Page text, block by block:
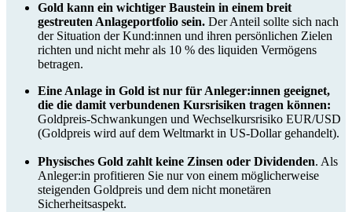
Gold kann ein wichtiger Baustein in einem breit
gestreuten Anlageportfolio sein. Der Anteil sollte sich nach
der Situation der Kund:innen und ihren persönlichen Zielen
richten und nicht mehr als 10 % des liquiden Vermögens
betragen.
Eine Anlage in Gold ist nur für Anleger:innen geeignet,
die die damit verbundenen Kursrisiken tragen können:
Goldpreis-Schwankungen und Wechselkursrisiko EUR/USD
(Goldpreis wird auf dem Weltmarkt in US-Dollar gehandelt).
Physisches Gold zahlt keine Zinsen oder Dividenden. Als
Anleger:in profitieren Sie nur von einem möglicherweise
steigenden Goldpreis und dem nicht monetären
Sicherheitsaspekt.